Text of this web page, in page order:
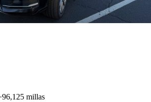
96,125 millas